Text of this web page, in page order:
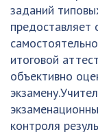
заданий
итоговой
объективно
контроля